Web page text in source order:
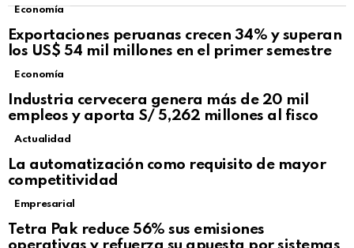
Economía
Exportaciones peruanas crecen 34% y superan
los US$ 54 mil millones en el primer semestre
Economía
Industria cervecera genera más de 20 mil
empleos y aporta S/ 5,262 millones al fisco
Actualidad
La automatización como requisito de mayor
competitividad
Empresarial
Tetra Pak reduce 56% sus emisiones